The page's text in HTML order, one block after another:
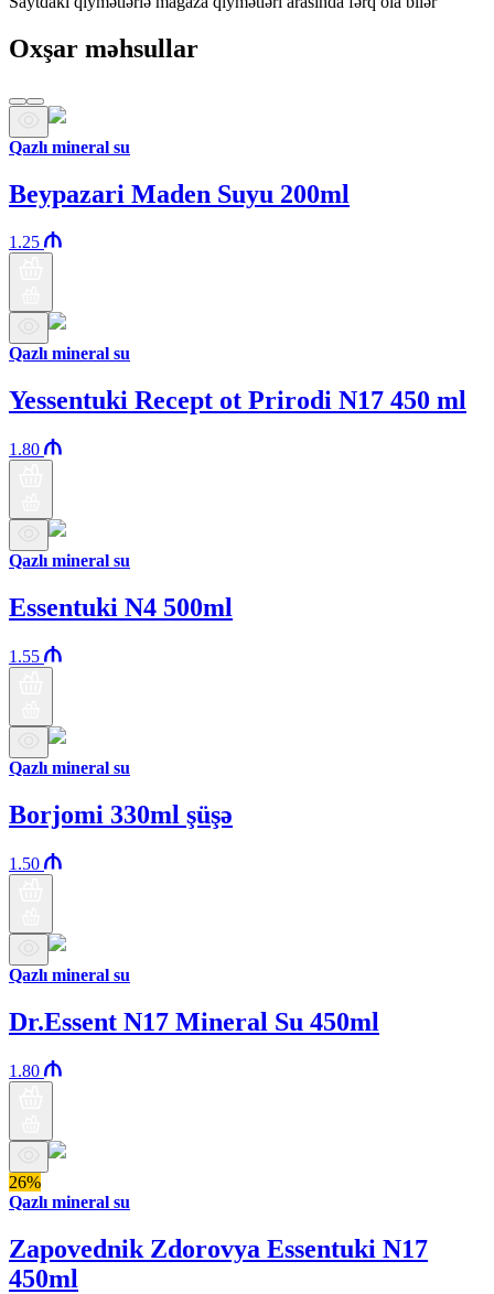
Oxşar məhsullar
Qazlı mineral su
Beypazari Maden Suyu 200ml
1.25
Qazlı mineral su
Yessentuki Recept ot Prirodi N17 450 ml
1.80
Qazlı mineral su
Essentuki N4 500ml
1.55
Qazlı mineral su
Borjomi 330ml şüşə
1.50
Qazlı mineral su
Dr.Essent N17 Mineral Su 450ml
1.80
26%
Qazlı mineral su
Zapovednik Zdorovya Essentuki N17
450ml